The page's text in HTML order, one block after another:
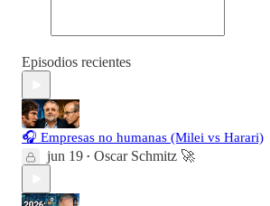
Episodios recientes
🎧 Empresas no humanas (Milei vs Harari)
jun 19 • Oscar Schmitz 🚀